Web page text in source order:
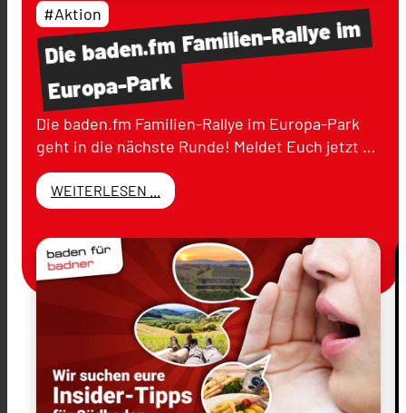
Diebaden.fmFamilien-Rallyeim
Europa-Park
#Aktion
Die baden.fm Familien-Rallye im Europa-Park
geht in die nächste Runde! Meldet Euch jetzt …
WEITERLESEN ...